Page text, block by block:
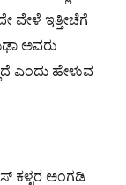
ವೇಳೆ ಇತ್ತೀಚೆಗೆ
ಅವರು
ಎಂದು ಹೇಳುವ
ಕಳ್ಳರ ಅಂಗಡಿ